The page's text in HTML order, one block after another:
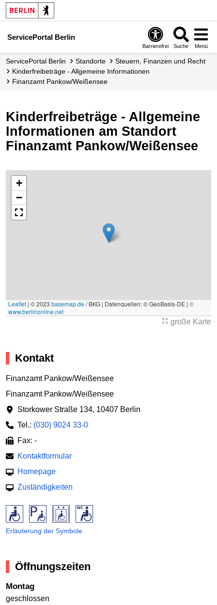
ServicePortal Berlin
Barrierefrei Suche Menü
ServicePortal Berlin Standorte
Steuern, Finanzen und Recht
Kinderfreibeträge - Allgemeine Informationen
Finanzamt Pankow/Weißensee
Kinderfreibeträge - Allgemeine
Informationen am Standort
Finanzamt Pankow/Weißensee
+
−
Leaflet | © 2023 basemap.de/ BKG | Datenquellen: © GeoBasis-DE | ©
www.berlinonline.net
große Karte
Kontakt
Finanzamt Pankow/Weißensee
Finanzamt Pankow/Weißensee
Storkower Straße 134, 10407 Berlin
Tel.: (030) 9024 33-0
Fax: -
Kontaktformular
Homepage
Zuständigkeiten
Erläuterung der Symbole
Öffnungszeiten
Montag
geschlossen